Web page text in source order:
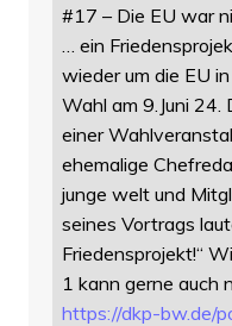
#17 – Die EU war
… ein
wieder um die EU
Wahl am 9.Juni 24.
einer
ehemalige
junge welt und
seines Vortrags
Friedensprojekt!“
1 kann gerne auch
https://dkp-bw.de/